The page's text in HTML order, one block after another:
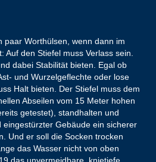
paar Worthülsen, wenn dann im
Auf den Stiefel muss Verlass sein.
dabei Stabilität bieten. Egal ob
und Wurzelgeflechte oder lose
Halt bieten. Der Stiefel muss dem
Abseilen vom 15 Meter hohen
getestet), standhalten und
eingestürzter Gebäude ein sicherer
Und er soll die Socken trocken
das Wasser nicht von oben